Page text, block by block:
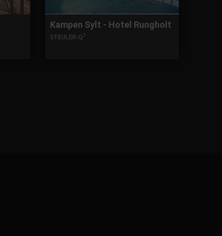
Kampen Sylt - Hotel Rungholt
STEULER-Q7